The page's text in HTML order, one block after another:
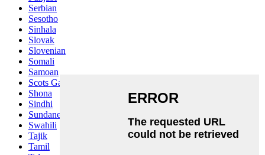
Serbian
Sesotho
Sinhala
Slovak
Slovenian
Somali
Samoan
Scots Gaelic
Shona
Sindhi
Sundanese
Swahili
Tajik
Tamil